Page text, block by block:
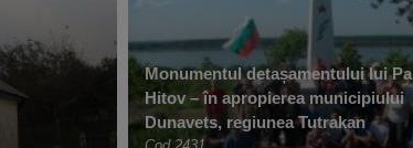
Monumentul detașamentului lui
Hitov – în apropierea municipiului
Dunavets, regiunea Tutrakan